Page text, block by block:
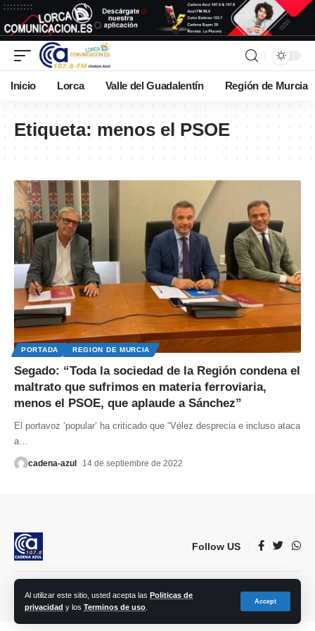
Al utilizar este sitio, usted acepta las Politicas de
privacidad y los Terminos de uso
Accept
Inicio Lorca Valle del Guadalentín Región de Murcia
Etiqueta: menos el PSOE
PORTADA REGION DE MURCIA
Segado: “Toda la sociedad de la Región condena el
maltrato que sufrimos en materia ferroviaria,
menos el PSOE, que aplaude a Sánchez”
El portavoz ‘popular’ ha criticado que “Vélez desprecia e incluso ataca
a
cadena-azul 14 de septiembre de 2022
Follow US
© 2023 Lorca Comunicación, Radio, TV, prensa e Internet S.L. | Todos los
derechos reservados.